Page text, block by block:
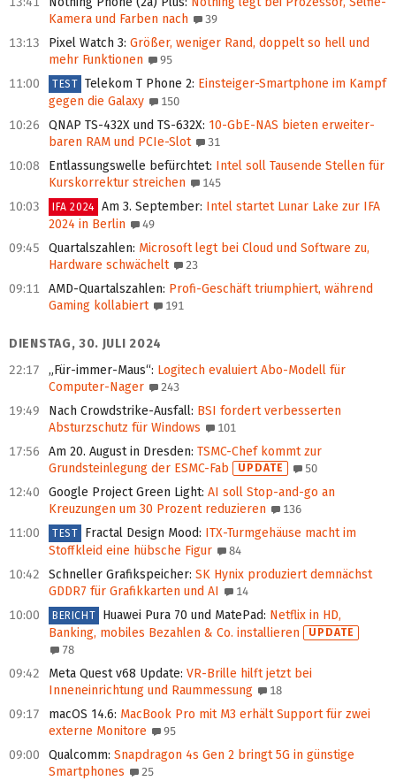
Kamera und Farben nach
39
13:13 Pixel Watch 3: Größer, weniger Rand, doppelt so hell und
mehr Funktionen
95
11:00 TEST Telekom T Phone 2: Einsteiger-Smartphone im Kampf
gegen die Galaxy
150
10:26 QNAP TS-432X und TS-632X: 10-GbE-NAS bieten er­wei­ter­
baren RAM und PCIe-Slot
31
10:08 Entlassungswelle befürchtet: Intel soll Tausende Stellen für
Kurskorrektur streichen
145
10:03 IFA 2024 Am 3. September: Intel startet Lunar Lake zur IFA
2024 in Berlin
49
09:45 Quartalszahlen: Microsoft legt bei Cloud und Software zu,
Hardware schwächelt
23
09:11 AMD-Quartalszahlen: Profi-Geschäft triumphiert, während
Gaming kollabiert
191
DIENSTAG, 30. JULI 2024
22:17
„Für-immer-Maus“: Logitech evaluiert Abo-Modell für
Computer-Nager
243
19:49 Nach Crowdstrike-Ausfall: BSI fordert verbesserten
Absturzschutz für Windows
101
17:56 Am 20. August in Dresden: TSMC-Chef kommt zur
Grundsteinlegung der ESMC-Fab
UPDATE 50
12:40 Google Project Green Light: AI soll Stop-and-go an
Kreuzungen um 30 Prozent reduzieren
136
11:00 TEST Fractal Design Mood: ITX-Turmgehäuse macht im
Stoffkleid eine hübsche Figur
84
10:42 Schneller Grafikspeicher: SK Hynix produziert demnächst
GDDR7 für Grafikkarten und AI
14
10:00 BERICHT Huawei Pura 70 und MatePad: Netflix in HD,
Banking, mobiles Bezahlen & Co. installieren
UPDATE
78
09:42 Meta Quest v68 Update: VR-Brille hilft jetzt bei
Inneneinrichtung und Raummessung
18
09:17 macOS 14.6: MacBook Pro mit M3 erhält Support für zwei
externe Monitore
95
09:00 Qualcomm: Snapdragon 4s Gen 2 bringt 5G in günstige
Smartphones
25